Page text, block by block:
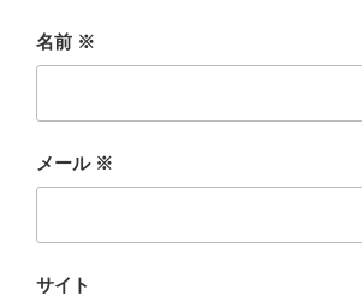
名前 ※
メール ※
サイト